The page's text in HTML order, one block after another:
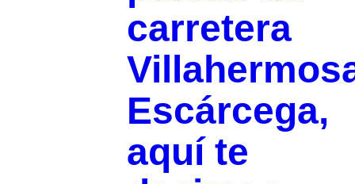
carretera
Escárcega,
aquí te